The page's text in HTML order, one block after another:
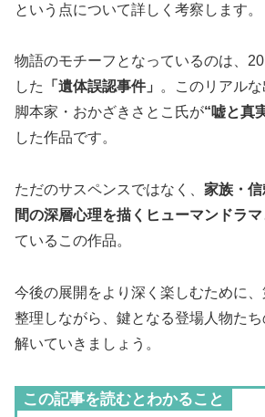
という点について詳しく考察します。
物語のモチーフとなっているのは、
した
「遺体誤認事件」
。このリアルな
脚本家・おかざきさとこ氏が“嘘と真
した作品です。
ただのサスペンスではなく、 家族・
間の深層心理を描くヒューマンドラマ
ているこの作品。
今後の展開をより深く楽しむために
整理しながら、鍵となる登場人物た
解いていきましょう。
この記事を読むとわかること